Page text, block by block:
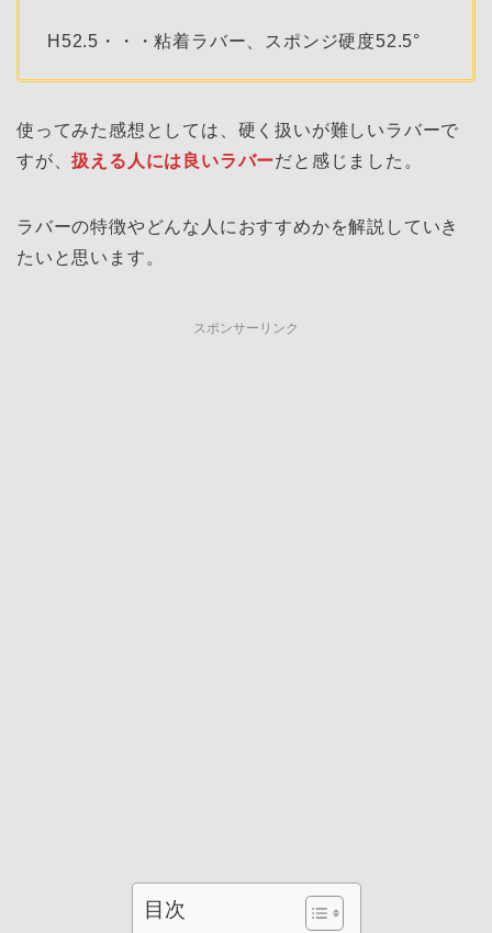
H52.5・・・粘着ラバー、スポンジ硬度52.5°
使ってみた感想としては、硬く扱いが難しいラバーで
すが、扱える人には良いラバーだと感じました。
ラバーの特徴やどんな人におすすめかを解説していき
たいと思います。
スポンサーリンク
目次